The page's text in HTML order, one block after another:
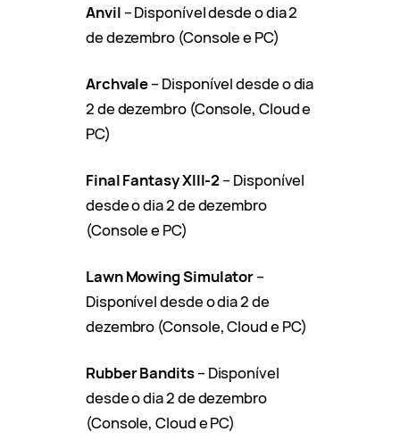
Anvil – Disponível desde o dia 2
de dezembro (Console e PC)
Archvale– Disponível desde o dia
2 de dezembro (Console, Cloud e
PC)
Final Fantasy XIII-2– Disponível
desde o dia 2 de dezembro
(Console e PC)
Lawn Mowing Simulator–
Disponível desde o dia 2 de
dezembro (Console, Cloud e PC)
Rubber Bandits– Disponível
desde o dia 2 de dezembro
(Console, Cloud e PC)